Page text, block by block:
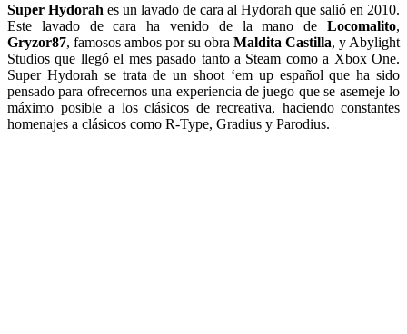
Super Hydorah es un lavado de cara al Hydorah que salió en 2010.
Este lavado de cara ha venido de la mano de Locomalito,
Gryzor87, famosos ambos por su obra Maldita Castilla, y Abylight
Studios que llegó el mes pasado tanto a Steam como a Xbox One.
Super Hydorah se trata de un shoot ‘em up español que ha sido
pensado para ofrecernos una experiencia de juego que se asemeje lo
máximo posible a los clásicos de recreativa, haciendo constantes
homenajes a clásicos como R-Type, Gradius y Parodius.